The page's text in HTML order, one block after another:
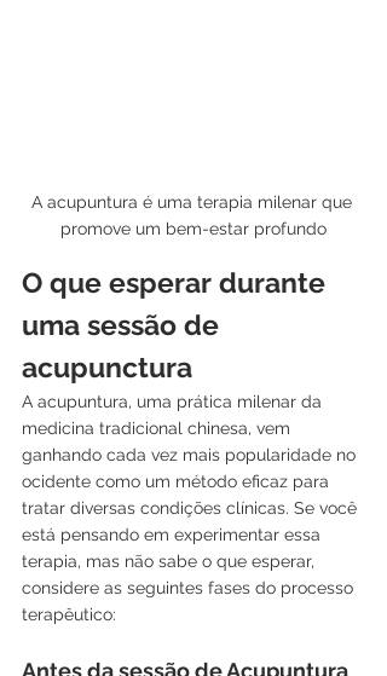
A acupuntura é uma terapia milenar que
promove um bem-estar profundo
O que esperar durante
uma sessão de
acupunctura
A acupuntura, uma prática milenar da
medicina tradicional chinesa, vem
ganhando cada vez mais popularidade no
ocidente como um método eficaz para
tratar diversas condições clínicas. Se você
está pensando em experimentar essa
terapia, mas não sabe o que esperar,
considere as seguintes fases do processo
terapêutico:
Antes da sessão de Acupuntura